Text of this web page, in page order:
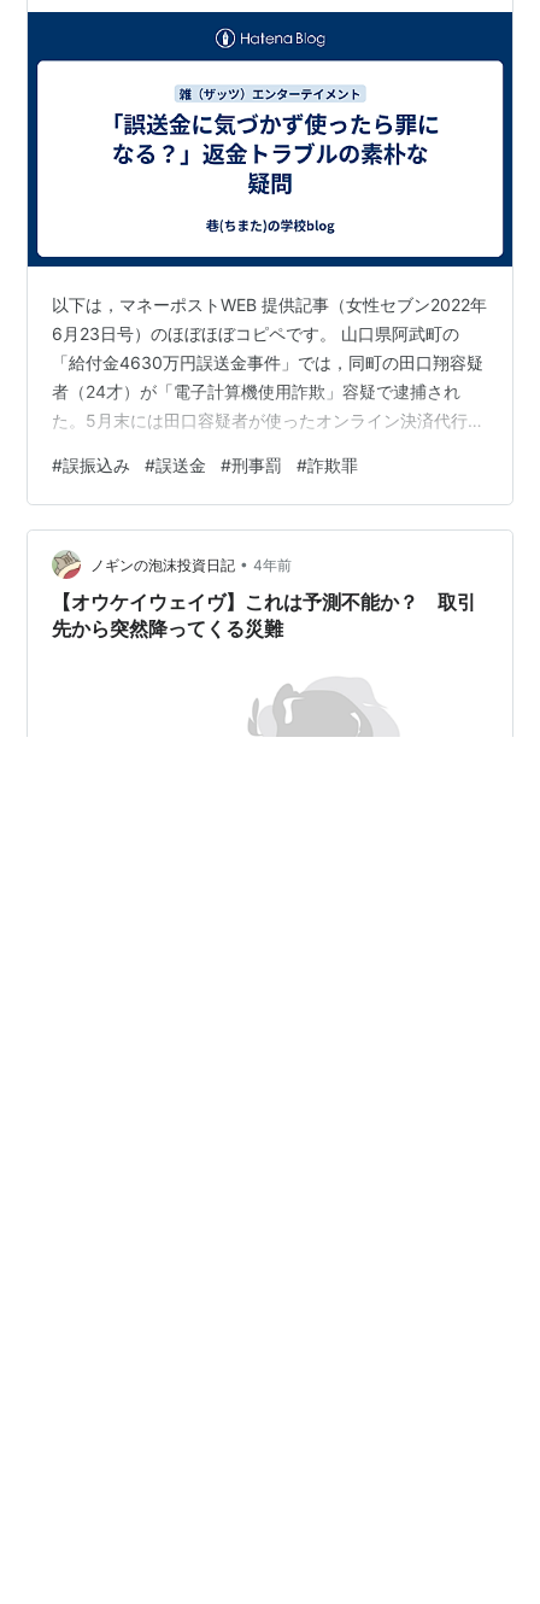
以下は，マネーポストWEB 提供記事（女性セブン2022年
6月23日号）のほぼほぼコピペです。 山口県阿武町の
「給付金4630万円誤送金事件」では，同町の田口翔容疑
者（24才）が「電子計算機使用詐欺」容疑で逮捕され
た。5月末には田口容疑者が使ったオンライン決済代行業
4300万円を確保したという。この騒動により町長は3か
月間50％の減給，副町長や出納室長にも減給の処分を行
うこととなった。 誤送金はほかの自治体でも何度か発生
しており，近いところでは，2020年に大阪府寝屋川市で
「特別定額給付金」10万円を993世帯・2196人に2度振
り込んだ。市は振…
#誤振込み #誤送金 #刑事罰 #詐欺罪
ノギンの泡沫投資日記 • 4年前
【オウケイウェイヴ】これは予測不能か？ 取引
先から突然降ってくる災難